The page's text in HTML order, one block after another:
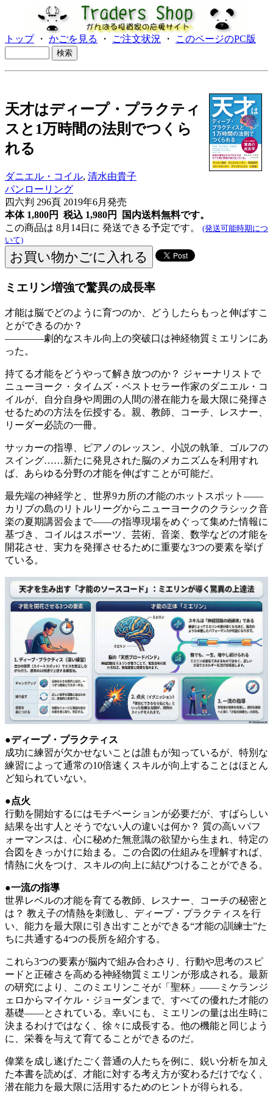
トップ・ かごを見る ・ ご注文状況 ・ このページのPC版
天才はディープ・プラクティ
スと1万時間の法則でつくら
れる
ダニエル・コイル, 清水由貴子
パンローリング
四六判 296頁 2019年6月発売
本体 1,800円 税込 1,980円
国内送料無料です。
この商品は 8月14日に 発送できる予定です。 (発送可能時期につ
いて)
ミエリン増強で驚異の成長率
才能は脳でどのように育つのか、どうしたらもっと伸ばすこ
とができるのか？
――――劇的なスキル向上の突破口は神経物質ミエリンにあ
った。
持てる才能をどうやって解き放つのか？ ジャーナリストで
ニューヨーク・タイムズ・ベストセラー作家のダニエル・コ
イルが、自分自身や周囲の人間の潜在能力を最大限に発揮さ
せるための方法を伝授する。親、教師、コーチ、レスナー、
リーダー必読の一冊。
サッカーの指導、ピアノのレッスン、小説の執筆、ゴルフの
スイング……新たに発見された脳のメカニズムを利用すれ
ば、あらゆる分野の才能を伸ばすことが可能だ。
最先端の神経学と、世界9カ所の才能のホットスポット――
カリブの島のリトルリーグからニューヨークのクラシック音
楽の夏期講習会まで――の指導現場をめぐって集めた情報に
基づき、コイルはスポーツ、芸術、音楽、数学などの才能を
開花させ、実力を発揮させるために重要な3つの要素を挙げ
ている。
●ディープ・プラクティス
成功に練習が欠かせないことは誰もが知っているが、特別な
練習によって通常の10倍速くスキルが向上することはほとん
ど知られていない。
●点火
行動を開始するにはモチベーションが必要だが、すばらしい
結果を出す人とそうでない人の違いは何か？ 質の高いパフ
ォーマンスは、心に秘めた無意識の欲望から生まれ、特定の
合図をきっかけに始まる。この合図の仕組みを理解すれば、
情熱に火をつけ、スキルの向上に結びつけることができる。
●一流の指導
世界レベルの才能を育てる教師、レスナー、コーチの秘密と
は？ 教え子の情熱を刺激し、ディープ・プラクティスを行
い、能力を最大限に引き出すことができる“才能の訓練士”た
ちに共通する4つの長所を紹介する。
これら3つの要素が脳内で組み合わさり、行動や思考のスピ
ードと正確さを高める神経物質ミエリンが形成される。最新
の研究により、このミエリンこそが「聖杯」――ミケランジ
ェロからマイケル・ジョーダンまで、すべての優れた才能の
基礎――とされている。幸いにも、ミエリンの量は出生時に
決まるわけではなく、徐々に成長する。他の機能と同じよう
に、栄養を与えて育てることができるのだ。
偉業を成し遂げたごく普通の人たちを例に、鋭い分析を加え
た本書を読めば、才能に対する考え方が変わるだけでなく、
潜在能力を最大限に活用するためのヒントが得られる。